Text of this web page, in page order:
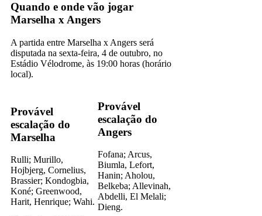
Quando e onde vão jogar
Marselha x Angers
A partida entre Marselha x Angers será
disputada na sexta-feira, 4 de outubro, no
Estádio Vélodrome, às 19:00 horas (horário
local).
Provável
escalação do
Marselha
Rulli; Murillo,
Hojbjerg, Cornelius,
Brassier; Kondogbia,
Koné; Greenwood,
Harit, Henrique; Wahi.
Provável
escalação do
Angers
Fofana; Arcus,
Biumla, Lefort,
Hanin; Aholou,
Belkeba; Allevinah,
Abdelli, El Melali;
Dieng.